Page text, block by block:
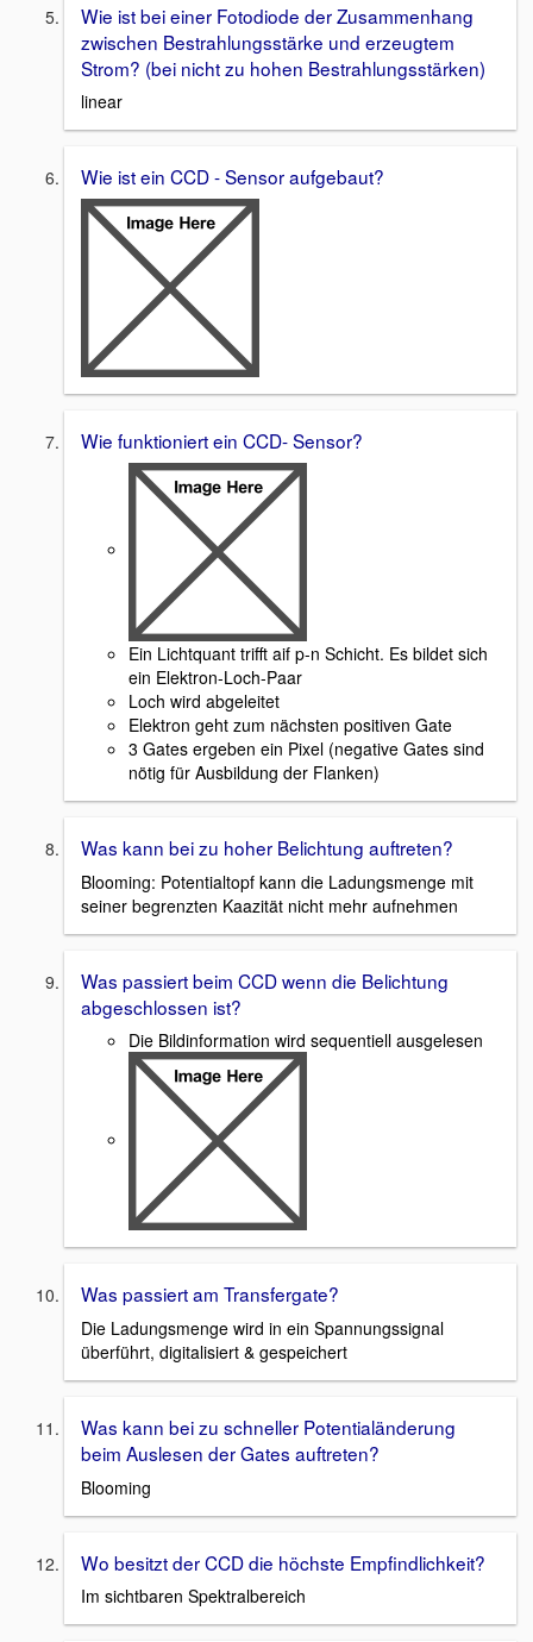
Wie ist bei einer Fotodiode der Zusammenhang
zwischen Bestrahlungsstärke und erzeugtem
Strom? (bei nicht zu hohen Bestrahlungsstärken)
linear
Wie ist ein CCD - Sensor aufgebaut?
Wie funktioniert ein CCD- Sensor?
Ein Lichtquant trifft aif p-n Schicht. Es bildet sich
ein Elektron-Loch-Paar
Loch wird abgeleitet
Elektron geht zum nächsten positiven Gate
3 Gates ergeben ein Pixel (negative Gates sind
nötig für Ausbildung der Flanken)
Was kann bei zu hoher Belichtung auftreten?
Blooming: Potentialtopf kann die Ladungsmenge mit
seiner begrenzten Kaazität nicht mehr aufnehmen
Was passiert beim CCD wenn die Belichtung
abgeschlossen ist?
Die Bildinformation wird sequentiell ausgelesen
Was passiert am Transfergate?
Die Ladungsmenge wird in ein Spannungssignal
überführt, digitalisiert & gespeichert
Was kann bei zu schneller Potentialänderung
beim Auslesen der Gates auftreten?
Blooming
Wo besitzt der CCD die höchste Empfindlichkeit?
Im sichtbaren Spektralbereich